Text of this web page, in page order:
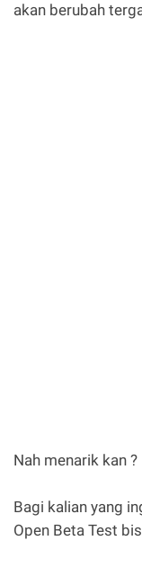
akan berubah
Nah menarik kan ?
Bagi kalian yang
Open Beta Test